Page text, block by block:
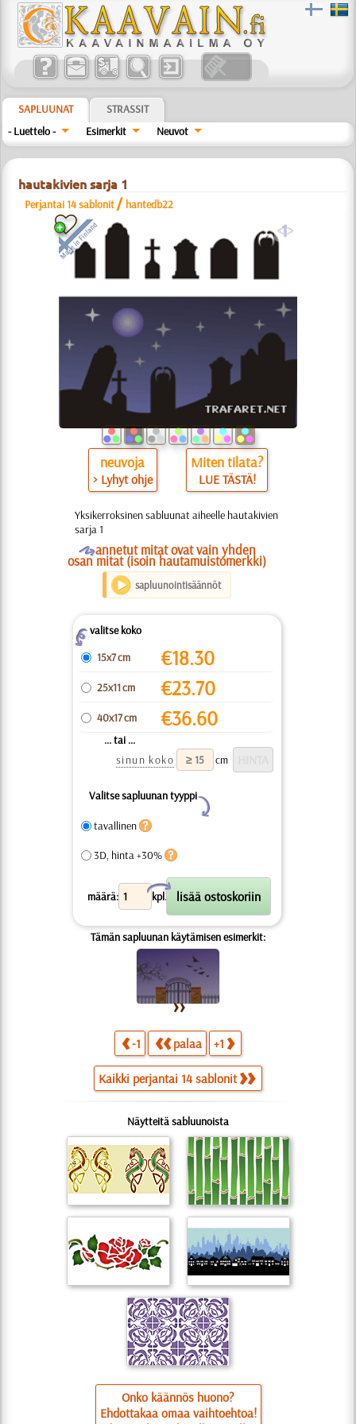
SAPLUUNAT
STRASSIT
- Luettelo -
Esimerkit Neuvot
hautakivien sarja 1
Perjantai 14 sablonit / hantedb22
a
neuvoja
> Lyhyt ohje
Miten tilata?
LUE TÄSTÄ!
Yksikerroksinen sabluunat aiheelle hautakivien
sarja 1
Oannetut mitat ovat vain yhden
osan mitat (isoin hautamuistomerkki)
sapluunointisäännöt
Zvalitse koko
15x7 cm
€18.30
25x11 cm €23.70
40x17 cm €36.60
... tai ...
sinun koko
cm
Valitse sapluunan tyyppi
Y
tavallinen
3D, hinta +30%
määrä: kpl.
X
Tämän sapluunan käytämisen esimerkit:
-1 palaa +1
Kaikki perjantai 14 sablonit
Näytteitä sabluunoista
Onko käännös huono?
Ehdottakaa omaa vaihtoehtoa!